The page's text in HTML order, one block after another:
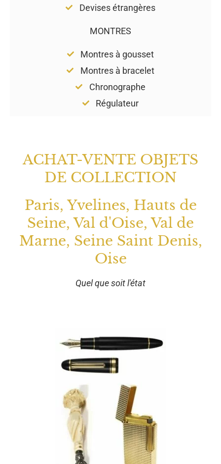
Devises étrangères
MONTRES
Montres à gousset
Montres à bracelet
Chronographe
Régulateur
ACHAT-VENTE OBJETS
DE COLLECTION
Paris, Yvelines, Hauts de
Seine, Val d'Oise, Val de
Marne, Seine Saint Denis,
Oise
Quel que soit l'état